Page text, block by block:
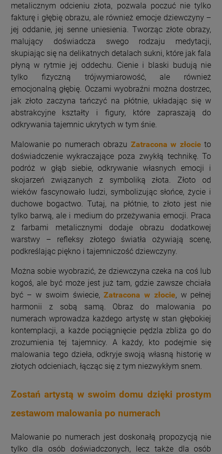
metalicznym odcieniu złota, pozwala poczuć nie tylko
fakturę i głębię obrazu, ale również emocje dziewczyny –
jej oddanie, jej senne uniesienia. Tworząc złote obrazy,
malujący doświadcza swego rodzaju medytacji,
skupiając się na delikatnych detalach sukni, które jak fala
płyną w rytmie jej oddechu. Cienie i blaski budują nie
tylko fizyczną trójwymiarowość, ale również
emocjonalną głębię. Oczami wyobraźni można dostrzec,
jak złoto zaczyna tańczyć na płótnie, układając się w
abstrakcyjne kształty i figury, które zapraszają do
odkrywania tajemnic ukrytych w tym śnie.
Malowanie po numerach obrazu Zatracona w złocieto
doświadczenie wykraczające poza zwykłą technikę. To
podróż w głąb siebie, odkrywanie własnych emocji i
skojarzeń związanych z symboliką złota. Złoto od
wieków fascynowało ludzi, symbolizując słońce, życie i
duchowe bogactwo. Tutaj, na płótnie, to złoto jest nie
tylko barwą, ale i medium do przeżywania emocji. Praca
z farbami metalicznymi dodaje obrazu dodatkowej
warstwy – refleksy złotego światła ożywiają scenę,
podkreślając piękno i tajemniczość dziewczyny.
Można sobie wyobrazić, że dziewczyna czeka na coś lub
kogoś, ale być może jest już tam, gdzie zawsze chciała
być – w swoim świecie,Zatracona w złocie, w pełnej
harmonii z sobą samą. Obraz do malowania po
numerach wprowadza każdego artystę w stan głębokiej
kontemplacji, a każde pociągnięcie pędzla zbliża go do
zrozumienia tej tajemnicy. A każdy, kto podejmie się
malowania tego dzieła, odkryje swoją własną historię w
złotych odcieniach, łącząc się z tym niezwykłym snem.
Zostań artystą w swoim domu dzięki prostym
zestawom malowania po numerach
Malowanie po numerach jest doskonałą propozycją nie
tylko dla osób doświadczonych, lecz także dla osób